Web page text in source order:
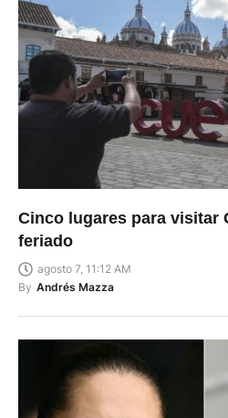
Cinco lugares para visitar
feriado
agosto 7, 11:12 AM
By Andrés Mazza